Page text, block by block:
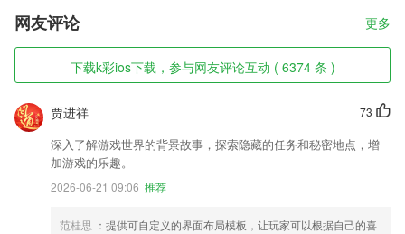
网友评论 更多
下载k彩ios下载，参与网友评论互动 ( 6374 条 )
73
贾进祥
深入了解游戏世界的背景故事，探索隐藏的任务和秘密地点，增
加游戏的乐趣。
2026-06-21 09:06 推荐
范桂思 ：提供可自定义的界面布局模板，让玩家可以根据自己的喜